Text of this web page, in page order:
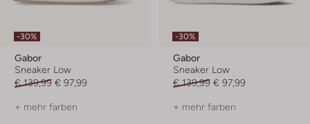
-30%
Gabor
Sneaker Low
€ 139,99 € 97,99
+ mehr farben
-30%
Gabor
Sneaker Low
€ 139,99 € 97,99
+ mehr farben